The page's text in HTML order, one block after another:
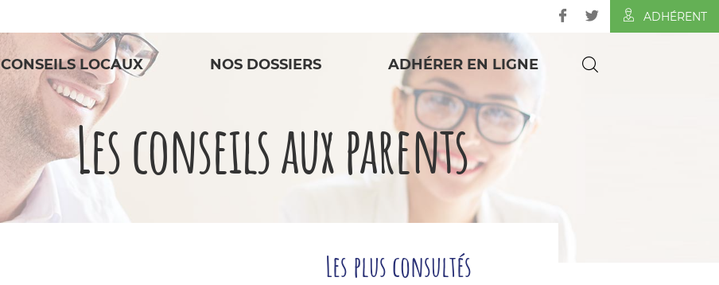
ADHÉRENT
CONSEILS LOCAUX NOS DOSSIERS ADHÉRER EN LIGNE
Les conseils aux parents
Les plus consultés